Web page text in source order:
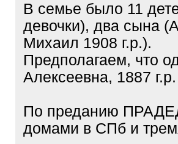
В семье было 11
девочки), два сына
Михаил 1908 г.р.).
Предполагаем, что
Алексеевна, 1887 г.р.
По преданию
домами в СПб и